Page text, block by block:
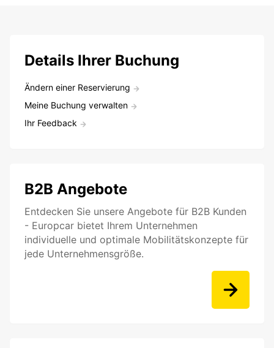
Details Ihrer Buchung
Ändern einer Reservierung
Meine Buchung verwalten
Ihr Feedback
B2B Angebote
Entdecken Sie unsere Angebote für B2B Kunden
- Europcar bietet Ihrem Unternehmen
individuelle und optimale Mobilitätskonzepte für
jede Unternehmensgröße.